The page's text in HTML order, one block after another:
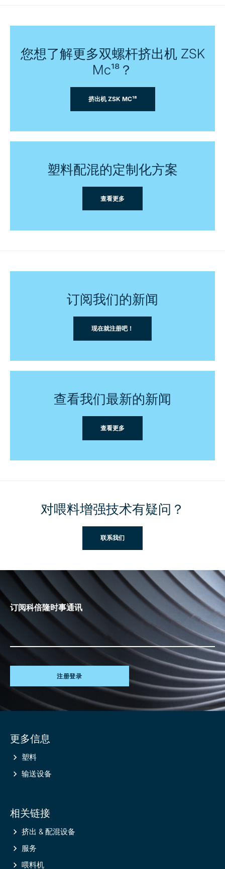
您想了解更多双螺杆挤出机 ZSK
Mc¹⁸？
挤出机 ZSK MC¹⁸
塑料配混的定制化方案
查看更多
订阅我们的新闻
现在就注册吧！
查看我们最新的新闻
查看更多
对喂料增强技术有疑问？
联系我们
订阅科倍隆时事通讯
注册登录
information
更多信息
塑料
输送设备
相关链接
挤出 & 配混设备
服务
喂料机